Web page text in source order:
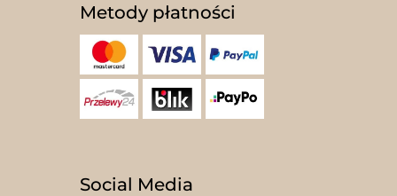
Metody płatności
Social Media